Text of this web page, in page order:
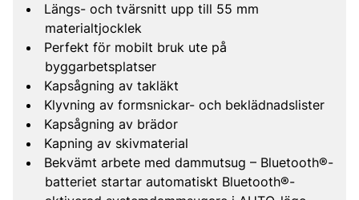
Längs- och tvärsnitt upp till 55 mm
materialtjocklek
Perfekt för mobilt bruk ute på
byggarbetsplatser
Kapsågning av takläkt
Klyvning av formsnickar- och beklädnadslister
Kapsågning av brädor
Kapning av skivmaterial
Bekvämt arbete med dammutsug – Bluetooth®-
batteriet startar automatiskt Bluetooth®-